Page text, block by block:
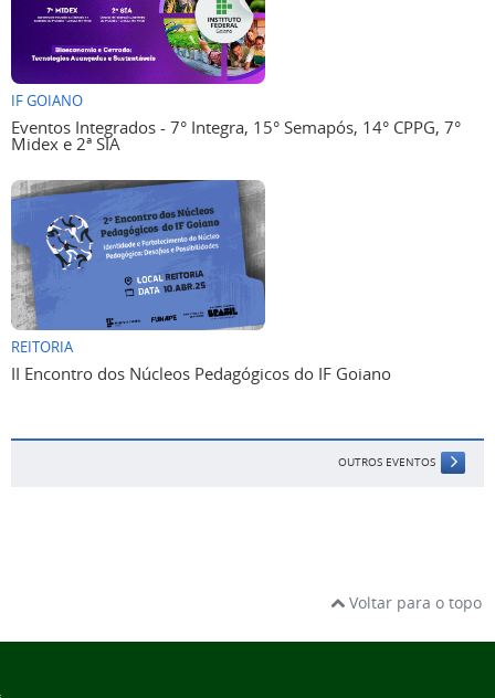
IF GOIANO
Eventos Integrados - 7° Integra, 15° Semapós, 14° CPPG, 7°
Midex e 2ª SIA
REITORIA
II Encontro dos Núcleos Pedagógicos do IF Goiano
OUTROS EVENTOS
Voltar para o topo